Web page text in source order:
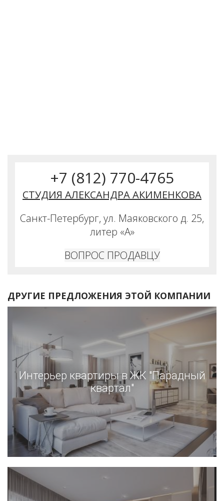
+7 (812) 770-4765
СТУДИЯ АЛЕКСАНДРА АКИМЕНКОВА
Санкт-Петербург, ул. Маяковского д. 25,
литер «А»
ВОПРОС ПРОДАВЦУ
ДРУГИЕ ПРЕДЛОЖЕНИЯ ЭТОЙ КОМПАНИИ
Интерьер квартиры в ЖК "Парадный
квартал"